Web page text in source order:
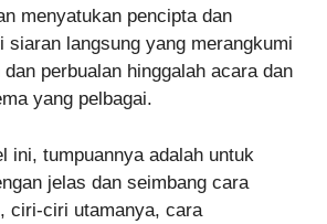
menyatukan pencipta dan
siaran langsung yang merangkumi
perbualan hinggalah acara dan
yang pelbagai.
ini, tumpuannya adalah untuk
jelas dan seimbang cara
ciri-ciri utamanya, cara